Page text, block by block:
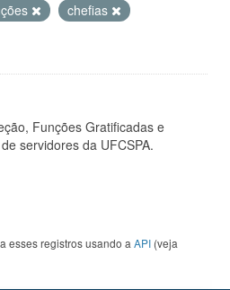
chefias
Funções Gratificadas e
servidores da UFCSPA.
esses registros usando a API (veja